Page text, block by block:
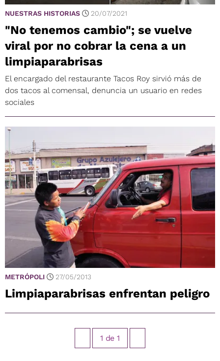
NUESTRAS HISTORIAS 20/07/2021
"No tenemos cambio"; se vuelve
viral por no cobrar la cena a un
limpiaparabrisas
El encargado del restaurante Tacos Roy sirvió más de
dos tacos al comensal, denuncia un usuario en redes
sociales
METRÓPOLI 27/05/2013
Limpiaparabrisas enfrentan peligro
1 de 1